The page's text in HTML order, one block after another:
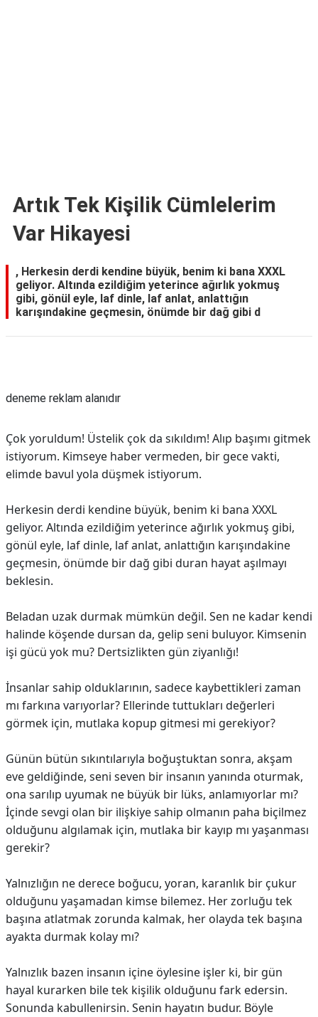
Artık Tek Kişilik Cümlelerim
Var Hikayesi
, Herkesin derdi kendine büyük, benim ki bana XXXL
geliyor. Altında ezildiğim yeterince ağırlık yokmuş
gibi, gönül eyle, laf dinle, laf anlat, anlattığın
karışındakine geçmesin, önümde bir dağ gibi d
deneme reklam alanıdır
Çok yoruldum! Üstelik çok da sıkıldım! Alıp başımı gitmek
istiyorum. Kimseye haber vermeden, bir gece vakti,
elimde bavul yola düşmek istiyorum.
Herkesin derdi kendine büyük, benim ki bana XXXL
geliyor. Altında ezildiğim yeterince ağırlık yokmuş gibi,
gönül eyle, laf dinle, laf anlat, anlattığın karışındakine
geçmesin, önümde bir dağ gibi duran hayat aşılmayı
beklesin.
Beladan uzak durmak mümkün değil. Sen ne kadar kendi
halinde köşende dursan da, gelip seni buluyor. Kimsenin
işi gücü yok mu? Dertsizlikten gün ziyanlığı!
İnsanlar sahip olduklarının, sadece kaybettikleri zaman
mı farkına varıyorlar? Ellerinde tuttukları değerleri
görmek için, mutlaka kopup gitmesi mi gerekiyor?
Günün bütün sıkıntılarıyla boğuştuktan sonra, akşam
eve geldiğinde, seni seven bir insanın yanında oturmak,
ona sarılıp uyumak ne büyük bir lüks, anlamıyorlar mı?
İçinde sevgi olan bir ilişkiye sahip olmanın paha biçilmez
olduğunu algılamak için, mutlaka bir kayıp mı yaşanması
gerekir?
Yalnızlığın ne derece boğucu, yoran, karanlık bir çukur
olduğunu yaşamadan kimse bilemez. Her zorluğu tek
başına atlatmak zorunda kalmak, her olayda tek başına
ayakta durmak kolay mı?
Yalnızlık bazen insanın içine öylesine işler ki, bir gün
hayal kurarken bile tek kişilik olduğunu fark edersin.
Sonunda kabullenirsin. Senin hayatın budur. Böyle